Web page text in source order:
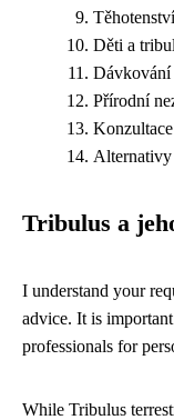
Děti a
Dávkování
Přírodní
Tribulus a
I understand your
advice. It is
professionals for
While Tribulus